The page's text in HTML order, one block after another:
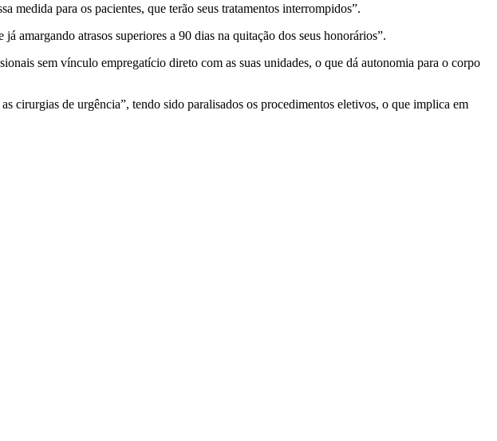
medida para os pacientes, que terão seus tratamentos interrompidos”.
amargando atrasos superiores a 90 dias na quitação dos seus honorários”.
sem vínculo empregatício direto com as suas unidades, o que dá autonomia para o corpo
cirurgias de urgência”, tendo sido paralisados os procedimentos eletivos, o que implica em